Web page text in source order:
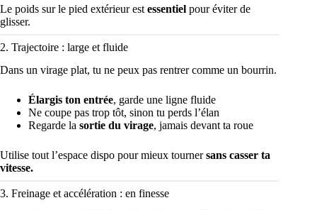
Le poids sur le pied extérieur est essentiel pour éviter de
glisser.
2. Trajectoire : large et fluide
Dans un virage plat, tu ne peux pas rentrer comme un bourrin.
Élargis ton entrée, garde une ligne fluide
Ne coupe pas trop tôt, sinon tu perds l’élan
Regarde la sortie du virage, jamais devant ta roue
Utilise tout l’espace dispo pour mieux tournersans casser ta
vitesse.
3. Freinage et accélération : en finesse